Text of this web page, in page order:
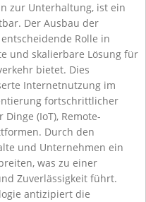
zur Unterhaltung, ist ein
Der Ausbau der
Rolle in
und skalierbare Lösung für
bietet. Dies
Internetnutzung im
fortschrittlicher
(IoT), Remote-
Durch den
und Unternehmen ein
was zu einer
Zuverlässigkeit führt.
antizipiert die